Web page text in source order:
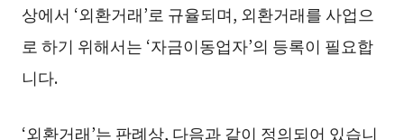
상에서 ‘외환거래’로 규율되며, 외환거래를 사업으
로 하기 위해서는 ‘자금이동업자’의 등록이 필요합
니다.
‘외환거래’는 판례상, 다음과 같이 정의되어 있습니